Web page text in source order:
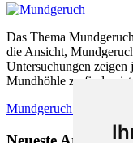
Das Thema
die Ansicht,
Untersuchungen zeigen
Mundhöhle zu finden ist.
Mundgeruch - was hilft